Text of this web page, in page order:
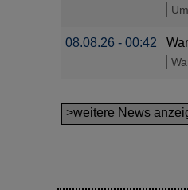
08.08.26 - 00:42
>weitere News